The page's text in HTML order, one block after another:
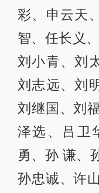
彩、申云天
智、任长义
刘小青、刘
刘志远、刘
刘继国、刘
泽选、吕卫
勇、孙 谦、
孙忠诚、许